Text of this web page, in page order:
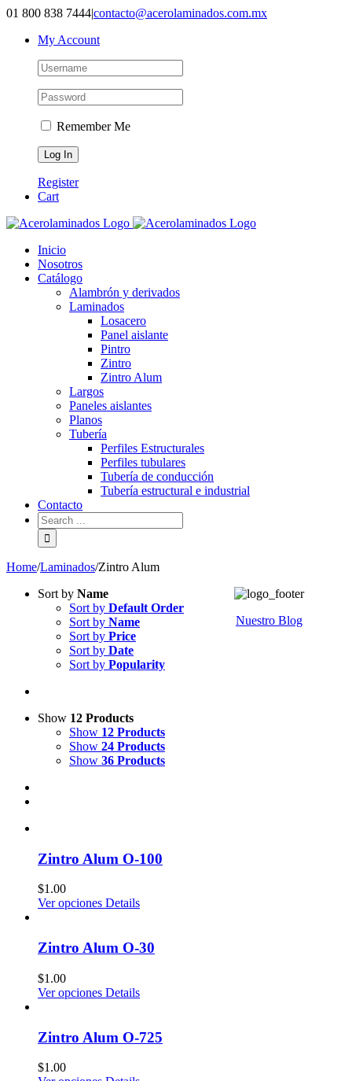
01 800 838 7444|contacto@acerolaminados.com.mx
My Account
Remember Me
Register
Cart
Inicio
Nosotros
Catálogo
Alambrón y derivados
Laminados
Losacero
Panel aislante
Pintro
Zintro
Zintro Alum
Largos
Paneles aislantes
Planos
Tubería
Perfiles Estructurales
Perfiles tubulares
Tubería de conducción
Tubería estructural e industrial
Contacto
Home/Laminados/Zintro Alum
Sort by Name
Sort by Default Order
Sort by Name
Sort by Price
Sort by Date
Sort by Popularity
Show 12 Products
Show 12 Products
Show 24 Products
Show 36 Products
Zintro Alum O-100
$1.00
Ver opciones Details
Zintro Alum O-30
$1.00
Ver opciones Details
Zintro Alum O-725
$1.00
Nuestro Blog